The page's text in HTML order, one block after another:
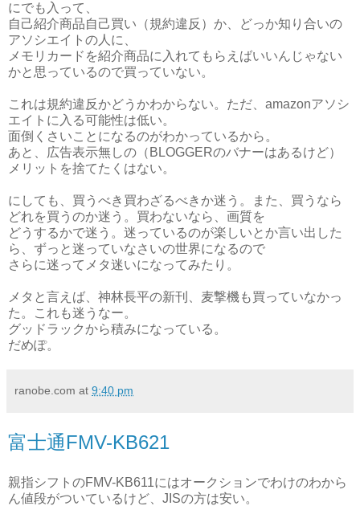
にでも入って、
自己紹介商品自己買い（規約違反）か、どっか知り合いの
アソシエイトの人に、
メモリカードを紹介商品に入れてもらえばいいんじゃない
かと思っているので買っていない。
これは規約違反かどうかわからない。ただ、amazonアソシ
エイトに入る可能性は低い。
面倒くさいことになるのがわかっているから。
あと、広告表示無しの（BLOGGERのバナーはあるけど）
メリットを捨てたくはない。
にしても、買うべき買わざるべきか迷う。また、買うなら
どれを買うのか迷う。買わないなら、画質を
どうするかで迷う。迷っているのが楽しいとか言い出した
ら、ずっと迷っていなさいの世界になるので
さらに迷ってメタ迷いになってみたり。
メタと言えば、神林長平の新刊、麦撃機も買っていなかっ
た。これも迷うなー。
グッドラックから積みになっている。
だめぽ。
ranobe.com at 9:40 pm
富士通FMV-KB621
親指シフトのFMV-KB611にはオークションでわけのわから
ん値段がついているけど、JISの方は安い。